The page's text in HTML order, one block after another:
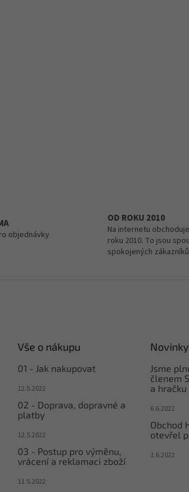
objednávky
OD ROKU 2010
Na internetu
roku 2010. To jsou
spokojených
Vše o nákupu
01 - Jak nakupovat
12.5.2022
02 - Doprava, dopravné a
platby
12.5.2022
03 - Postup pro výměnu,
vrácení a reklamaci zboží
11.5.2022
Novinky
Jsme
členem
a hračku
6.6.2022
Obchod
otevřel
1.6.2022